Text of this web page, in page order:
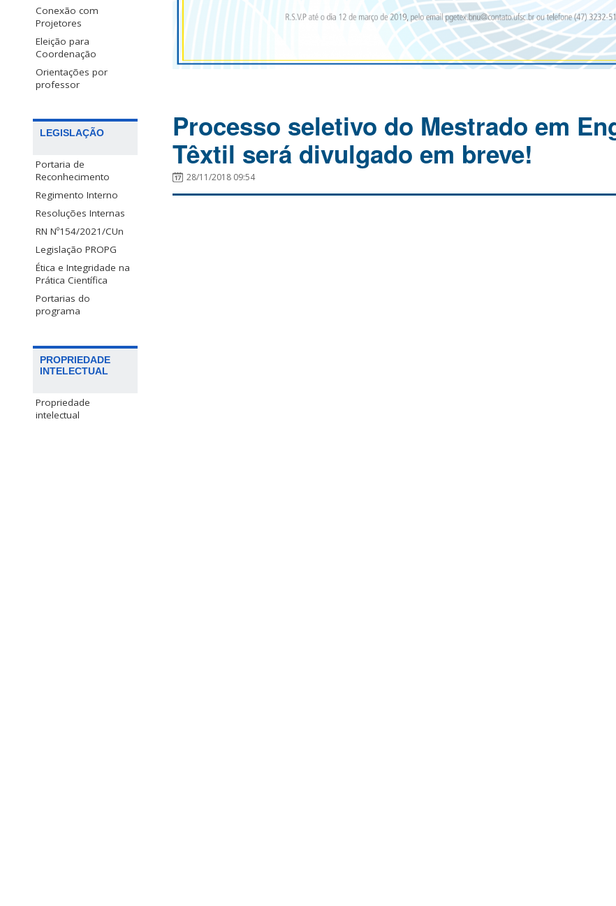
Conexão com
Projetores
Eleição para
Coordenação
Orientações por
professor
LEGISLAÇÃO
Portaria de
Reconhecimento
Regimento Interno
Resoluções Internas
RN Nº154/2021/CUn
Legislação PROPG
Ética e Integridade na
Prática Científica
Portarias do
programa
PROPRIEDADE
INTELECTUAL
Propriedade
intelectual
Processo seletivo do Mestrado em
Têxtil será divulgado em breve!
28/11/2018 09:54